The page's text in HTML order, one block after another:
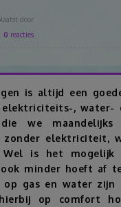
door
0 reacties
is altijd een
, water-
we
zonder elektriciteit,
is het
minder hoeft af
op gas en water
op comfort